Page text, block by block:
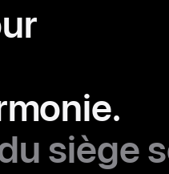
siège